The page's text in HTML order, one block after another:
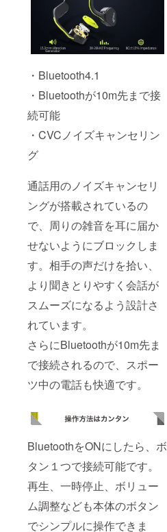
・Bluetooth4.1
・Bluetoothが10m先まで接
続可能
・CVCノイズキャンセリン
グ
通話用のノイズキャンセリ
ングが搭載されているの
で、周りの雑音を耳に届か
せないようにブロックしま
す。相手の声だけを拾い、
より聞きとりやすく会話が
スムーズになるよう設計さ
れています。
さらにBluetoothが10m先ま
で接続されるので、スポー
ツ中の電話も快適です。
BluetoothをONにしたら、ボ
タン１つで接続可能です。
再生、一時停止、ボリュー
ム調整なども本体のボタン
でシンプルに操作できま